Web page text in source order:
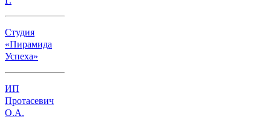
Студия
«Пирамида
Успеха»
ИП
Протасевич
О.А.